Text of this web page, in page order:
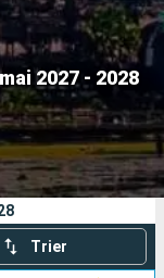
2027 - 2028
Trier